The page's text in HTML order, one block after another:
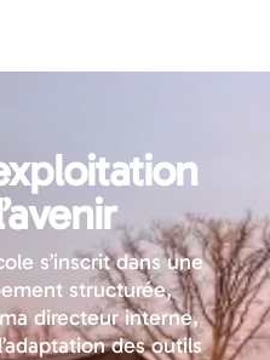
s’inscrit dans une
structurée,
directeur interne,
des outils